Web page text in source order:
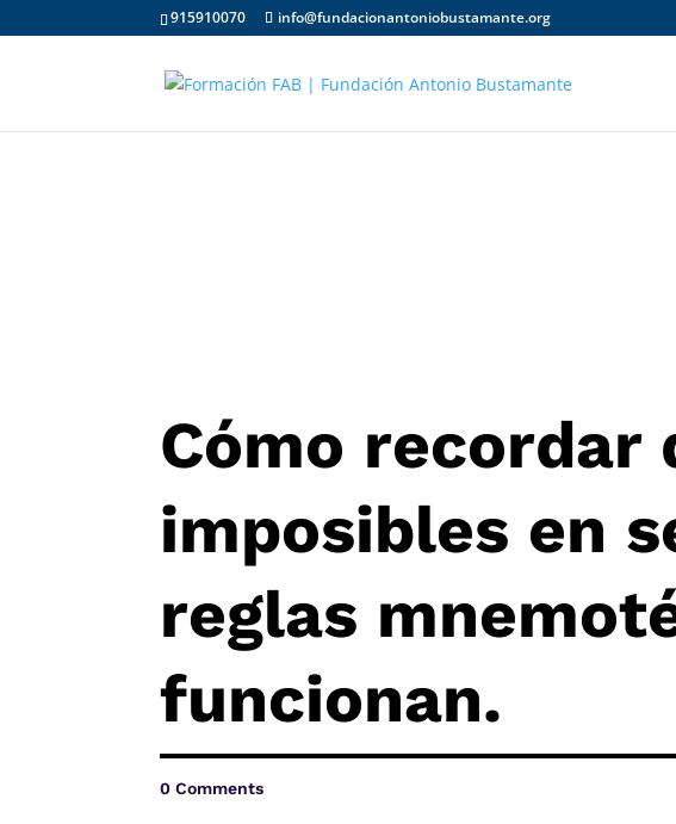
915910070 info@fundacionantoniobustamante.org
Cómo recordar
imposibles en
reglas
funcionan.
0 Comments